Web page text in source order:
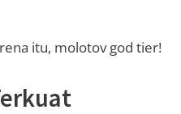
itu, molotov god tier!